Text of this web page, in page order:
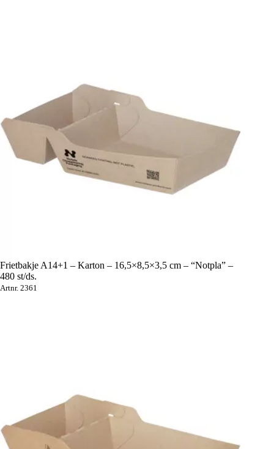
Frietbakje A14+1 – Karton – 16,5×8,5×3,5 cm – “Notpla” –
480 st/ds.
Artnr. 2361